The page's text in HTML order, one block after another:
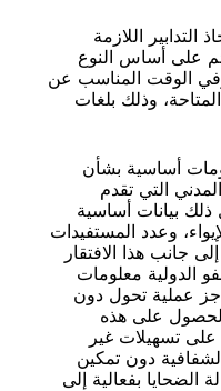
التدابير اللازمة
على أساس النوع
الوقت المناسب عن
وذلك بلغات
أساسية بشأن
التي تقدم
بيانات أساسية
وعدد المستفيدات
جانب هذا الافتقار
الدولية معلومات
عملية تحول دون
الحصول على هذه
تسهيلات غير
دون تمكين
الضحايا بفعالية إلى